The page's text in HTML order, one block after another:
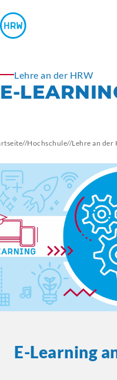
Lehre an der HRW
E-
//Hochschule//Lehre an der
E-Learning